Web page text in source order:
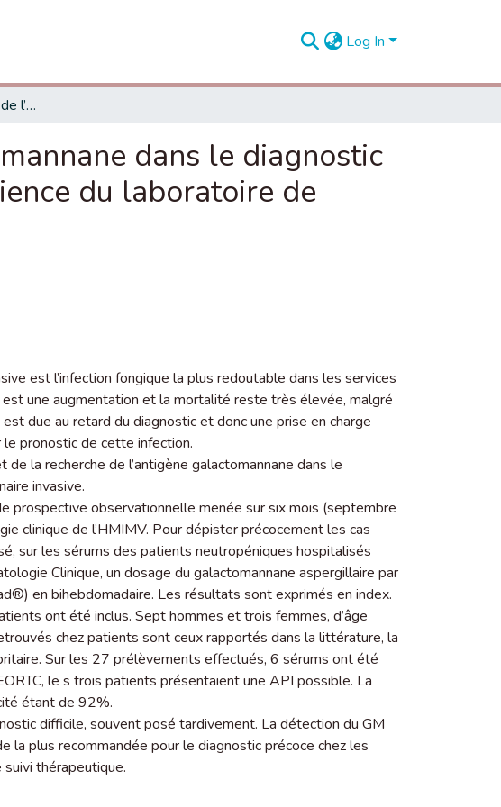
Log In
Intérêt de la recherche de l’antigène galactomannane dans le diagnostic de l’aspergillose pulmonaire invasive: Expérience du laboratoire de parasitologie mycologie de l’HMIM V
dans le diagnostic
du laboratoire de
est l’infection fongique la plus redoutable dans les services
est une augmentation et la mortalité reste très élevée, malgré
due au retard du diagnostic et donc une prise en charge
pronostic de cette infection.
la recherche de l’antigène galactomannane dans le
invasive.
prospective observationnelle menée sur six mois (septembre
clinique de l’HMIMV. Pour dépister précocement les cas
sur les sérums des patients neutropéniques hospitalisés
Clinique, un dosage du galactomannane aspergillaire par
en bihebdomadaire. Les résultats sont exprimés en index.
ont été inclus. Sept hommes et trois femmes, d’âge
chez patients sont ceux rapportés dans la littérature, la
Sur les 27 prélèvements effectués, 6 sérums ont été
le s trois patients présentaient une API possible. La
étant de 92%.
difficile, souvent posé tardivement. La détection du GM
plus recommandée pour le diagnostic précoce chez les
thérapeutique.